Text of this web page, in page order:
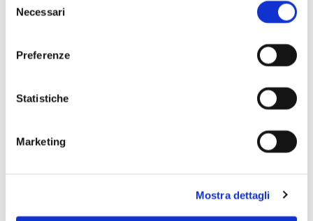
delNecessari
Preferenze
Statistiche
Marketing
Mostra dettagli